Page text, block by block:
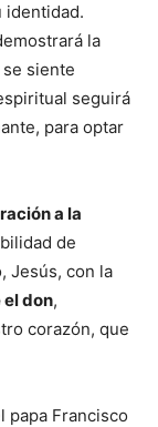
identidad.
la
siente
seguirá
para optar
a la
de
Jesús, con la
don,
corazón, que
papa Francisco